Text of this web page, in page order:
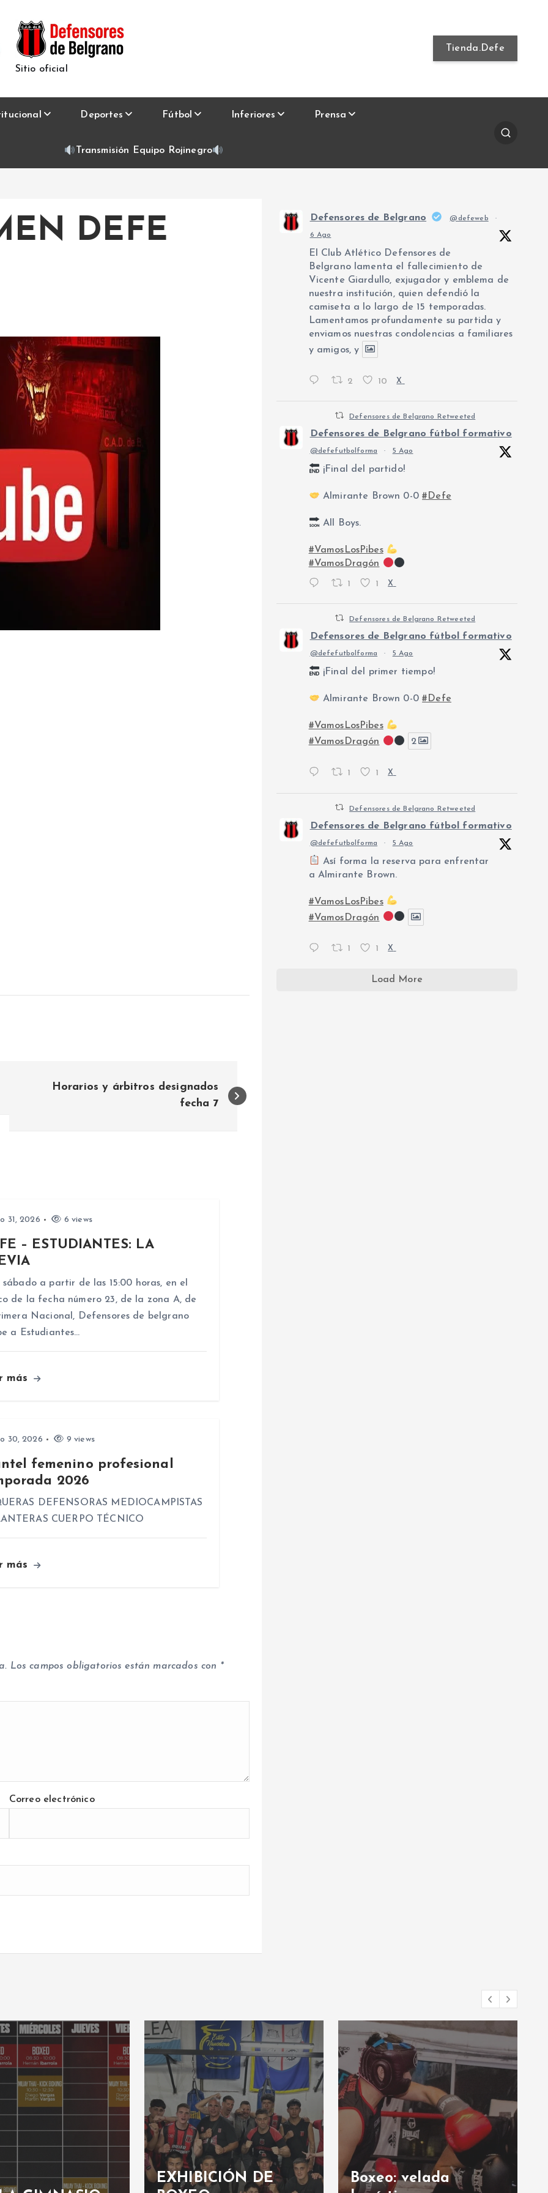
Sitio oficial
Tienda.Defe
Deportes Fútbol Inferiores Prensa
Transmisión Equipo Rojinegro
DEFE
Horarios y árbitros designados
fecha 7
31, 2026 6 views
– ESTUDIANTES: LA
sábado a partir de las 15:00 horas, en el
de la fecha número 23, de la zona A, de
Nacional, Defensores de belgrano
a Estudiantes…
más
30, 2026 9 views
femenino profesional
2026
DEFENSORAS MEDIOCAMPISTAS
CUERPO TÉCNICO
más
Los campos obligatorios están marcados con *
Correo electrónico
Defensores de Belgrano @defeweb ·
6 Ago
El Club Atlético Defensores de
Belgrano lamenta el fallecimiento de
Vicente Giardullo, exjugador y emblema de
nuestra institución, quien defendió la
camiseta a lo largo de 15 temporadas.
Lamentamos profundamente su partida y
enviamos nuestras condolencias a familiares
y amigos, y
2 10 X
Defensores de Belgrano Retweeted
Defensores de Belgrano fútbol formativo
@defefutbolforma · 5 Ago
¡Final del partido!
Almirante Brown 0-0#Defe
All Boys.
#VamosLosPibes
#VamosDragón
1 1 X
Defensores de Belgrano Retweeted
Defensores de Belgrano fútbol formativo
@defefutbolforma · 5 Ago
¡Final del primer tiempo!
Almirante Brown 0-0#Defe
#VamosLosPibes
#VamosDragón
2
1 1 X
Defensores de Belgrano Retweeted
Defensores de Belgrano fútbol formativo
@defefutbolforma · 5 Ago
Así forma la reserva para enfrentar
a Almirante Brown.
#VamosLosPibes
#VamosDragón
1 1 X
Load More
EXHIBICIÓN DE
Boxeo: velada